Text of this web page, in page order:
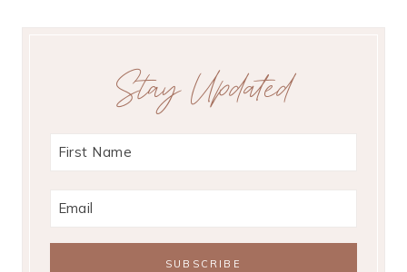
Stay Updated